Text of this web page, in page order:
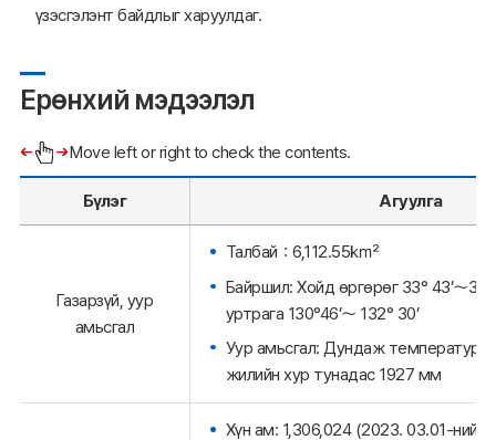
үзэсгэлэнт байдлыг харуулдаг.
Ерөнхий мэдээлэл
Move left or right to check the contents.
Бүлэг Агуулга
Газарзүй, уур
амьсгал
Талбай：6,112.55㎢
Байршил: Хойд өргөрөг 33° 43’～34°
уртрага 130°46’～ 132° 30’
Уур амьсгал: Дундаж температур
жилийн хур тунадас 1927 мм
Хүн ам: 1,306,024 (2023. 03.01-ний